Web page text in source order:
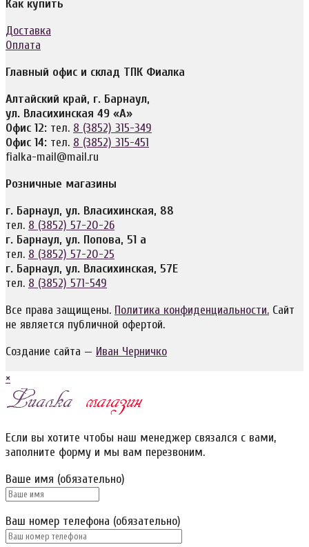
Как купить
Доставка
Оплата
Главный офис и склад ТПК Фиалка
Алтайский край, г. Барнаул,
ул. Власихинская 49 «А»
Офис 12: тел. 8 (3852) 315-349
Офис 14: тел. 8 (3852) 315-451
fialka-mail@mail.ru
Розничные магазины
г. Барнаул, ул. Власихинская, 88
тел. 8 (3852) 57-20-26
г. Барнаул, ул. Попова, 51 а
тел. 8 (3852) 57-20-25
г. Барнаул, ул. Власихинская, 57Е
тел. 8 (3852) 571-549
Все права защищены. Политика конфиденциальности. Сайт
не является публичной офертой.
Создание сайта — Иван Черничко
×
Если вы хотите чтобы наш менеджер связался с вами,
заполните форму и мы вам перезвоним.
Ваше имя (обязательно)
Ваш номер телефона (обязательно)